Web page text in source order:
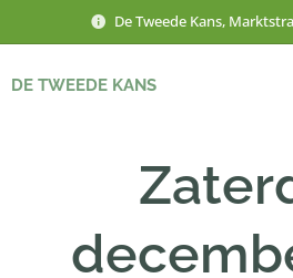
De Tweede Kans,
DE TWEEDE KANS